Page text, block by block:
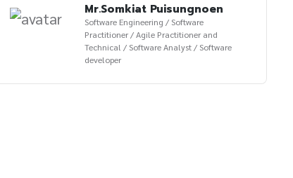
Mr.Somkiat Puisungnoen
Software Engineering / Software
Practitioner / Agile Practitioner and
Technical / Software Analyst / Software
developer